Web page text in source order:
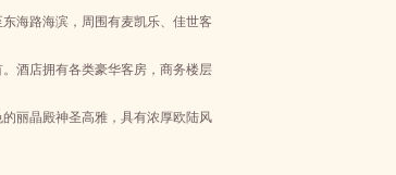
海路海滨，周围有麦凯乐、佳世客
酒店拥有各类豪华客房，商务楼层
丽晶殿神圣高雅，具有浓厚欧陆风